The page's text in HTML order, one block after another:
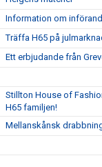
Information om
Träffa H65 på
Ett erbjudande från
Stillton House of
H65 familjen!
Mellanskånsk